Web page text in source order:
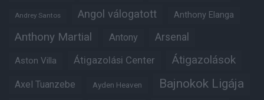
Andrey Santos Angol válogatott Anthony Elanga
Anthony Martial Antony Arsenal
Aston Villa Átigazolási Center Átigazolások
Axel Tuanzebe Ayden Heaven Bajnokok Ligája